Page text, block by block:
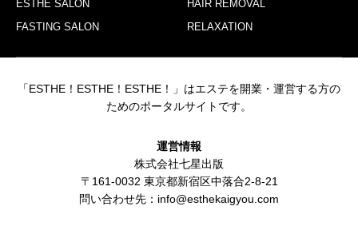
ESTHE SALON
HAIR REMOVAL
FASTING SALON
RELAXATION
「ESTHE！ESTHE！ESTHE！」はエステを開業・運営する方の
ためのポータルサイトです。
運営情報
株式会社七星出版
〒161-0032 東京都新宿区中落合2-8-21
問い合わせ先：info@esthekaigyou.com